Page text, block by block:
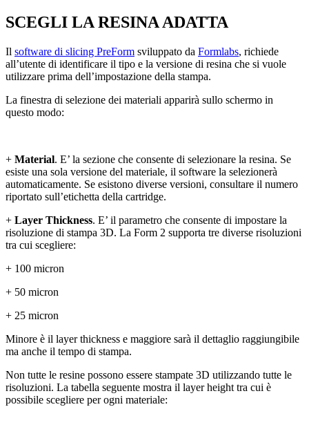
SCEGLI LA RESINA ADATTA
Il software di slicing PreForm sviluppato da Formlabs, richiede
all’utente di identificare il tipo e la versione di resina che si vuole
utilizzare prima dell’impostazione della stampa.
La finestra di selezione dei materiali apparirà sullo schermo in
questo modo:
+ Material. E’ la sezione che consente di selezionare la resina. Se
esiste una sola versione del materiale, il software la selezionerà
automaticamente. Se esistono diverse versioni, consultare il numero
riportato sull’etichetta della cartridge.
+ Layer Thickness. E’ il parametro che consente di impostare la
risoluzione di stampa 3D. La Form 2 supporta tre diverse risoluzioni
tra cui scegliere:
+ 100 micron
+ 50 micron
+ 25 micron
Minore è il layer thickness e maggiore sarà il dettaglio raggiungibile
ma anche il tempo di stampa.
Non tutte le resine possono essere stampate 3D utilizzando tutte le
risoluzioni. La tabella seguente mostra il layer height tra cui è
possibile scegliere per ogni materiale: